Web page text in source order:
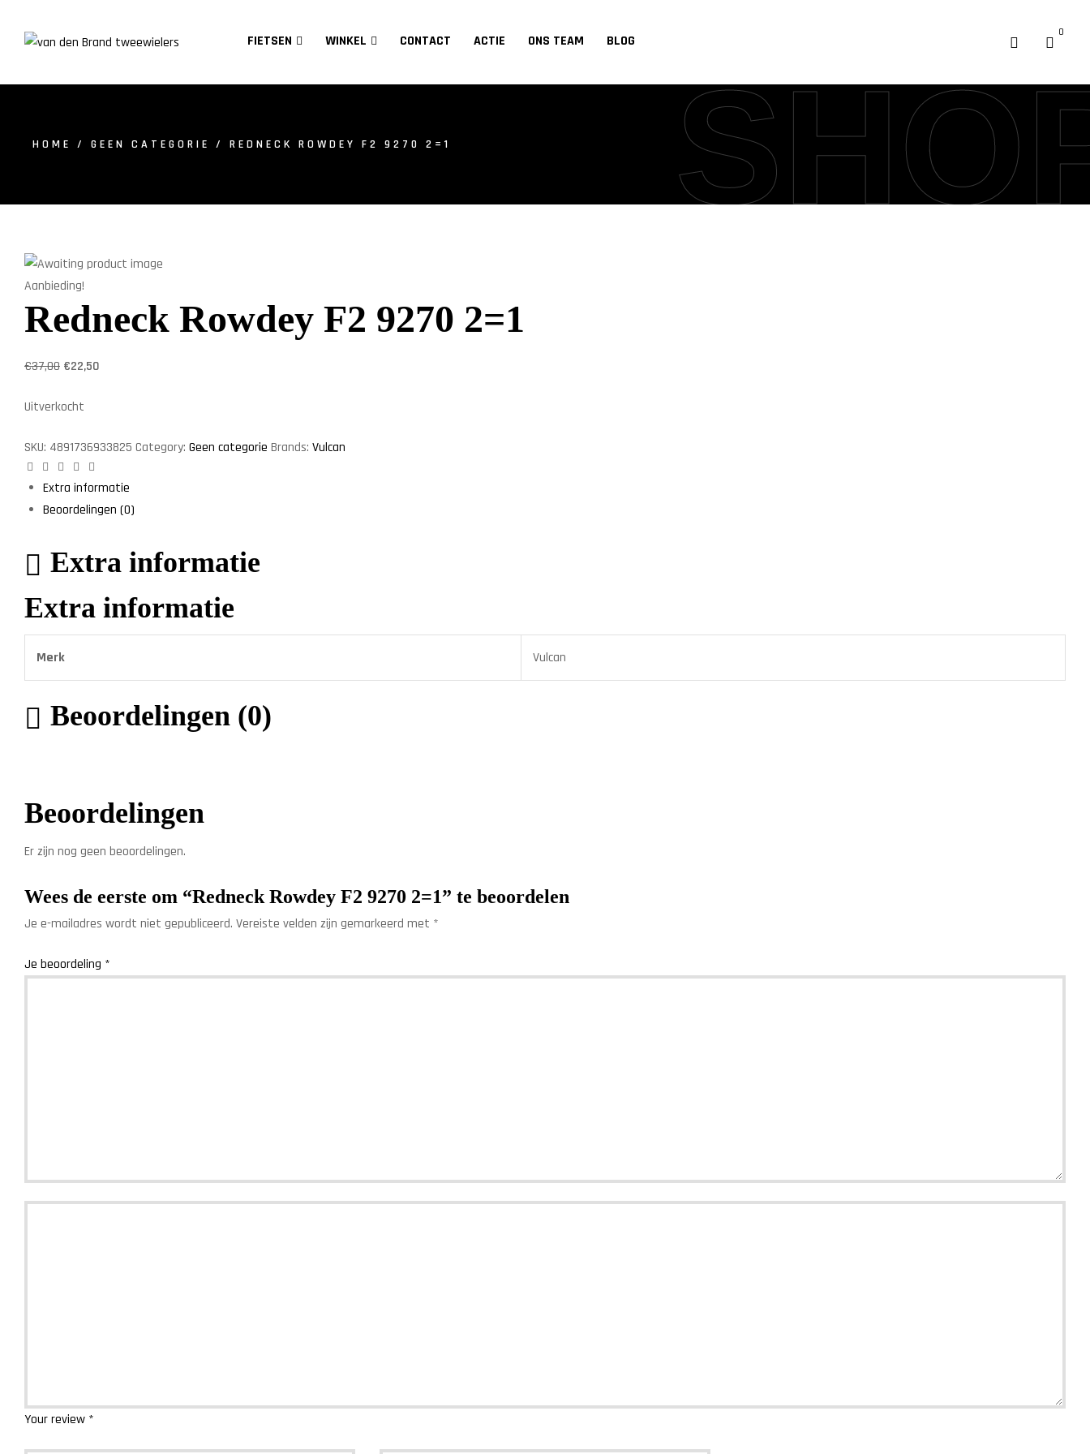
FIETSEN WINKEL CONTACT ACTIE ONS TEAM BLOG
0
HOME / GEEN CATEGORIE / REDNECK ROWDEY F2 9270 2=1
Aanbieding!
Redneck Rowdey F2 9270 2=1
€37,00 €22,50
Uitverkocht
SKU: 4891736933825 Category: Geen categorie Brands: Vulcan
Facebook
TwitterLinkedinGoogle+
Extra informatie
Beoordelingen (0)
Extra informatie
Extra informatie
Merk Vulcan
Beoordelingen (0)
Beoordelingen
Er zijn nog geen beoordelingen.
Wees de eerste om “Redneck Rowdey F2 9270 2=1” te beoordelen
Je e-mailadres wordt niet gepubliceerd. Vereiste velden zijn gemarkeerd met *
Je beoordeling *
Your review *